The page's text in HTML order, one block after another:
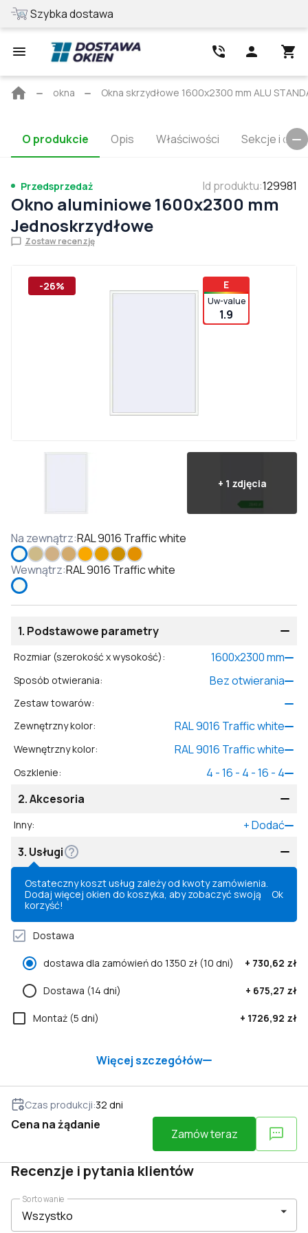
Szybka dostawa
Strona
okna Okna skrzydłowe 1600x2300 mm ALU
O produkcie Opis Właściwości Sekcje i
Przedsprzedaż Id produktu:129981
Okno aluminiowe 1600x2300 mm
Jednoskrzydłowe
Zostaw recenzję
-26% E
Uw-value
1.9
+ 1 zdjęcia
Na zewnątrz:RAL 9016 Traffic white
Wewnątrz:RAL 9016 Traffic white
1. Podstawowe parametry
Rozmiar (szerokość x wysokość): 1600x2300mm
Sposób otwierania: Bez otwierania
Zestaw towarów:
Zewnętrzny kolor: RAL 9016 Traffic white
Wewnętrzny kolor: RAL 9016 Traffic white
Oszklenie:
4 - 16 - 4 - 16 - 4
2.Akcesoria
Inny: +Dodać
3. Usługi
Ostateczny koszt usług zależy od kwoty zamówienia.
Dodaj więcej okien do koszyka, aby zobaczyć swoją
korzyść!
Ok
Dostawa
dostawa dla zamówień do 1350 zł (10 dni) + 730,62 zł
Dostawa (14 dni) + 675,27 zł
Montaż (5 dni) + 1726,92 zł
Więcej szczegółów
Czas produkcji:32 dni
Cena na żądanie
Zamów teraz
Recenzje i pytania klientów
Sortowanie